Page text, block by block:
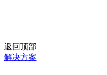
返回顶部
解决方案